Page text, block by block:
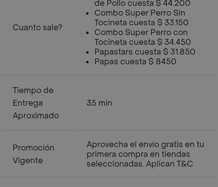
Cuanto sale?
de Pollo cuesta $ 44.200
Combo Super Perro Sin
Tocineta cuesta $ 33.150
Combo Super Perro con
Tocineta cuesta $ 34.450
Papastars cuesta $ 31.850
Papas cuesta $ 8450
Tiempo de
Entrega
Aproximado
35 min
Promoción
Vigente
Aprovecha el envío gratis en tu
primera compra en tiendas
seleccionadas. Aplican T&C